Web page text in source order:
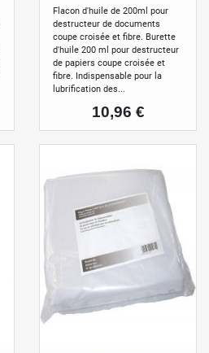
Flacon d'huile de 200ml pour
destructeur de documents
coupe croisée et fibre. Burette
d'huile 200 ml pour destructeur
de papiers coupe croisée et
fibre. Indispensable pour la
lubrification des...
Prix
10,96 €